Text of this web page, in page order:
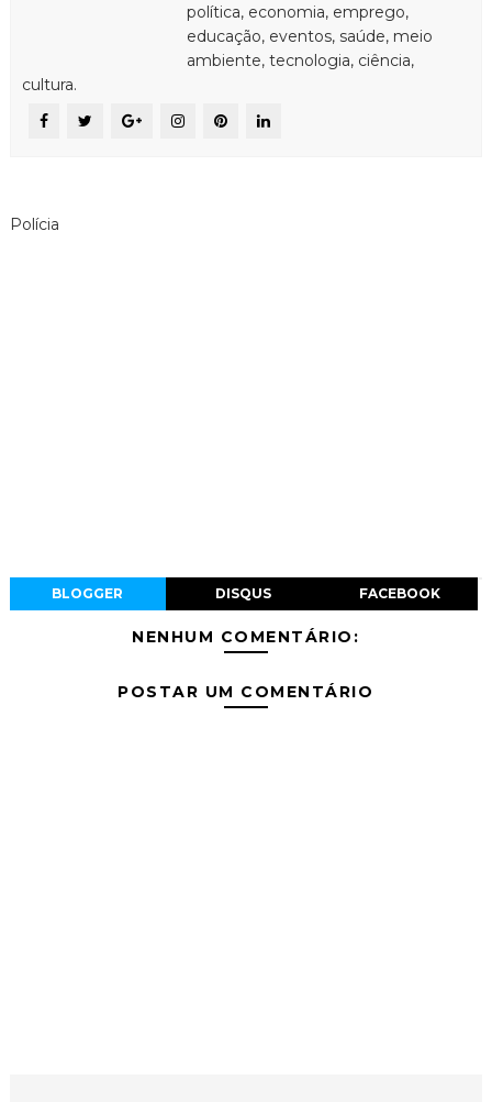
política, economia, emprego,
educação, eventos, saúde, meio
ambiente, tecnologia, ciência,
cultura.
Polícia
BLOGGER DISQUS FACEBOOK
NENHUM COMENTÁRIO:
POSTAR UM COMENTÁRIO